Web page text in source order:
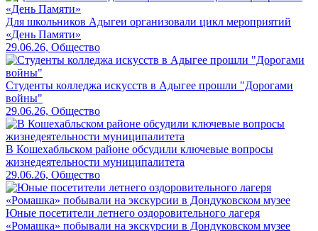
Для школьников Адыгеи организовали цикл мероприятий
«День Памяти»
29.06.26, Общество
Студенты колледжа искусств в Адыгее прошли "Дорогами
войны"
29.06.26, Общество
В Кошехабльском районе обсудили ключевые вопросы
жизнедеятельности муниципалитета
29.06.26, Общество
Юные посетители летнего оздоровительного лагеря
«Ромашка» побывали на экскурсии в Дондуковском музее